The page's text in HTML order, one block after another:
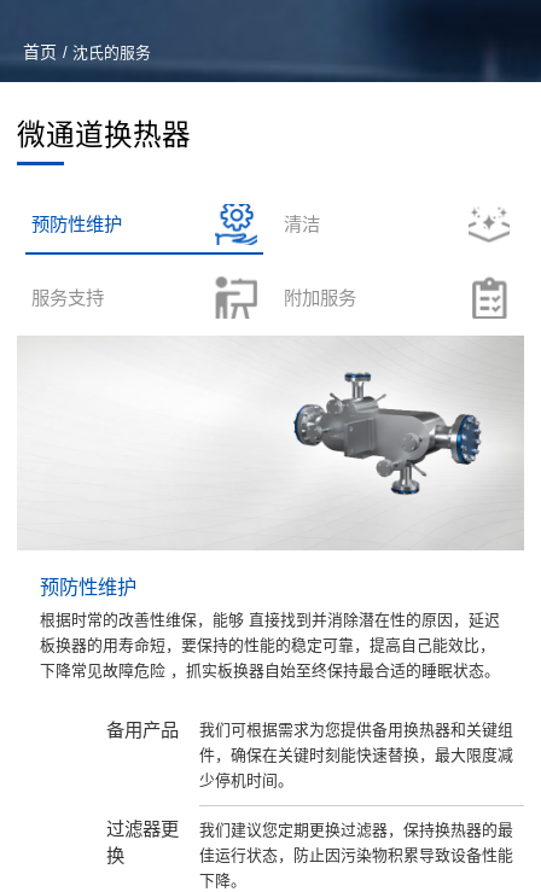
首页 / 沈氏的服务
微通道换热器
预防性维护 清洁
服务支持 附加服务
预防性维护
根据时常的改善性维保，能够 直接找到并消除潜在性的原因，延迟
板换器的用寿命短，要保持的性能的稳定可靠，提高自己能效比，
下降常见故障危险 ，抓实板换器自始至终保持最合适的睡眠状态。
备用产品
我们可根据需求为您提供备用换热器和关键组
件，确保在关键时刻能快速替换，最大限度减
少停机时间。
过滤器更
换
我们建议您定期更换过滤器，保持换热器的最
佳运行状态，防止因污染物积累导致设备性能
下降。